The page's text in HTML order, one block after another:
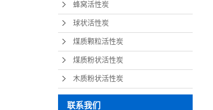
蜂窝活性炭
球状活性炭
煤质颗粒活性炭
煤质粉状活性炭
木质粉状活性炭
联系我们